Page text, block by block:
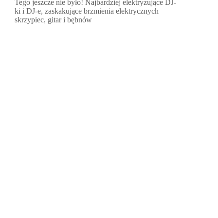
Tego jeszcze nie było! Najbardziej elektryzujące DJ-
ki i DJ-e, zaskakujące brzmienia elektrycznych
skrzypiec, gitar i bębnów